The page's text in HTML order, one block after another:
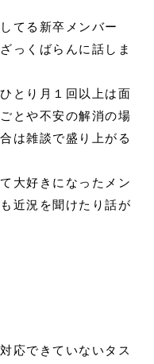
てる新卒メンバー
っくばらんに話しま
とり月１回以上は面
とや不安の解消の場
は雑談で盛り上がる
大好きになったメン
近況を聞けたり話が
応できていないタス